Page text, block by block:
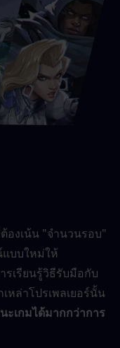
องเน้น "จำนวนรอบ"
บบใหม่ให้
เรียนรู้วิธีรับมือกับ
หล่าโปรเพลเยอร์นั้น
เกมได้มากกว่าการ